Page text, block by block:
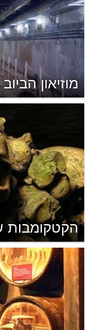
מוזיאון
הקטקומבות